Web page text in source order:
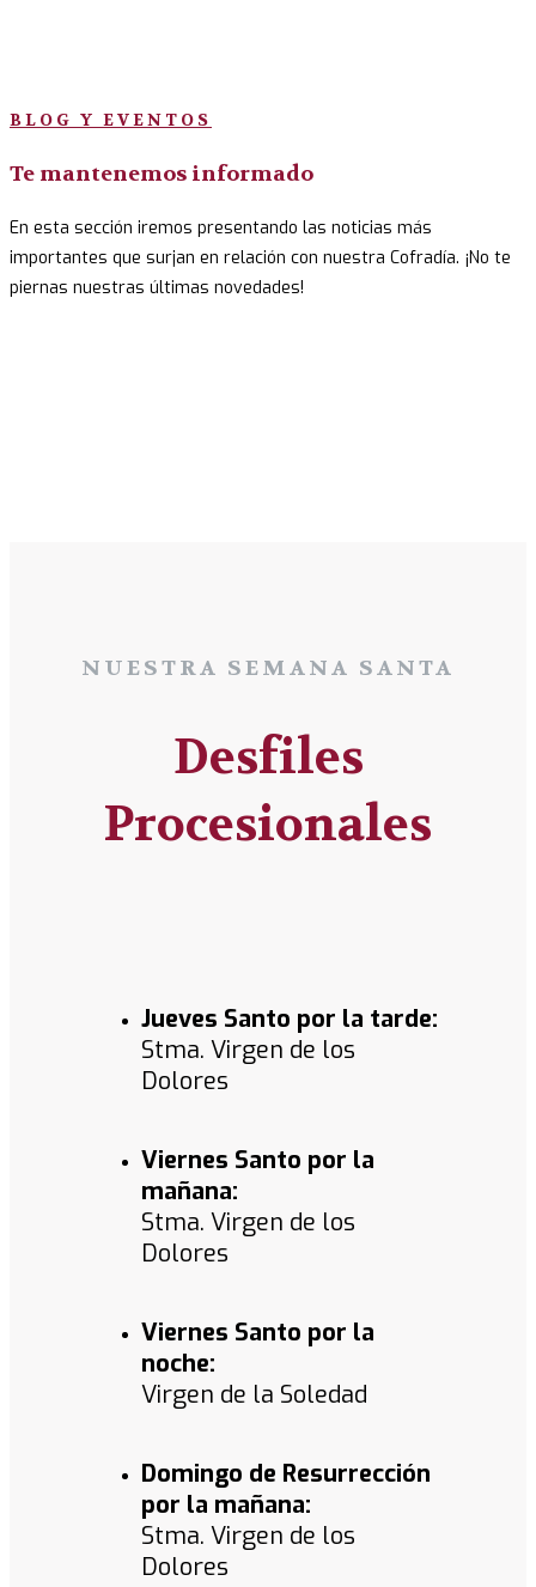
BLOG Y EVENTOS
Te mantenemos informado
En esta sección iremos presentando las noticias más
importantes que surjan en relación con nuestra Cofradía. ¡No te
piernas nuestras últimas novedades!
NUESTRA SEMANA SANTA
Desfiles
Procesionales
Jueves Santo por la tarde:
Stma. Virgen de los
Dolores
Viernes Santo por la
mañana:
Stma. Virgen de los
Dolores
Viernes Santo por la
noche:
Virgen de la Soledad
Domingo de Resurrección
por la mañana:
Stma. Virgen de los
Dolores